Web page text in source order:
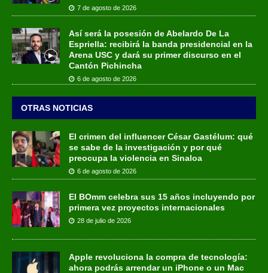
7 de agosto de 2026
Así será la posesión de Abelardo De La
Espriella: recibirá la banda presidencial en la
Arena USC y dará su primer discurso en el
Cantón Pichincha
6 de agosto de 2026
OTRAS NOTICIAS
El crimen del influencer César Gastélum: qué
se sabe de la investigación y por qué
preocupa la violencia en Sinaloa
6 de agosto de 2026
El BOmm celebra sus 15 años incluyendo por
primera vez proyectos internacionales
28 de julio de 2026
Apple revoluciona la compra de tecnología:
ahora podrás arrendar un iPhone o un Mac